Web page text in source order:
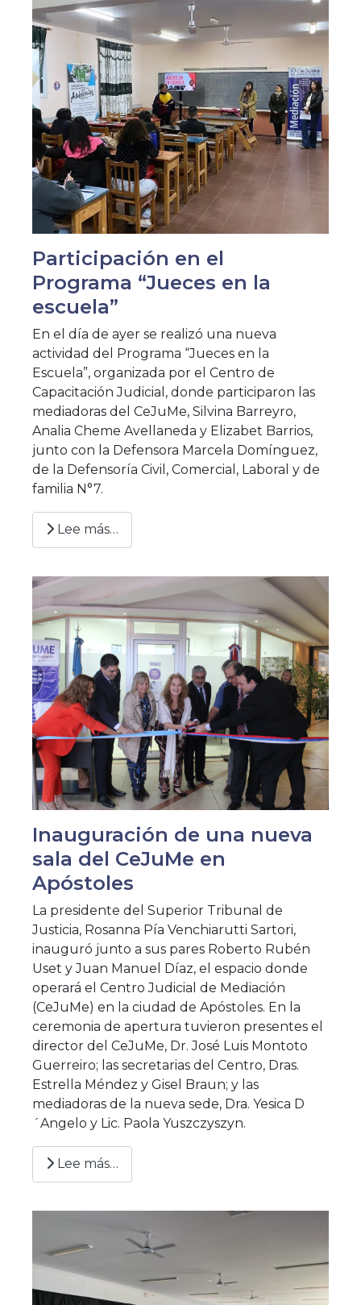
Participación en el
Programa “Jueces en la
escuela”
En el día de ayer se realizó una nueva
actividad del Programa “Jueces en la
Escuela”, organizada por el Centro de
Capacitación Judicial, donde participaron las
mediadoras del CeJuMe, Silvina Barreyro,
Analia Cheme Avellaneda y Elizabet Barrios,
junto con la Defensora Marcela Domínguez,
de la Defensoría Civil, Comercial, Laboral y de
familia N°7.
Lee más…
Inauguración de una nueva
sala del CeJuMe en
Apóstoles
La presidente del Superior Tribunal de
Justicia, Rosanna Pía Venchiarutti Sartori,
inauguró junto a sus pares Roberto Rubén
Uset y Juan Manuel Díaz, el espacio donde
operará el Centro Judicial de Mediación
(CeJuMe) en la ciudad de Apóstoles. En la
ceremonia de apertura tuvieron presentes el
director del CeJuMe, Dr. José Luis Montoto
Guerreiro; las secretarias del Centro, Dras.
Estrella Méndez y Gisel Braun; y las
mediadoras de la nueva sede, Dra. Yesica D
´Angelo y Lic. Paola Yuszczyszyn.
Lee más…